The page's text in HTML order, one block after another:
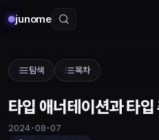
junome
탐색 목차
타입 애너테이션과 타입
2024-08-07